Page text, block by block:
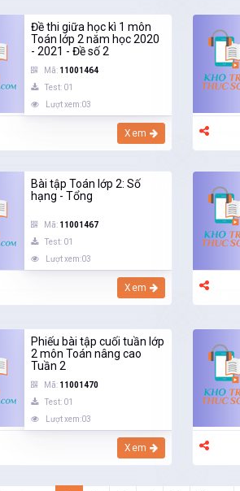
Đề thi giữa học kì 1 môn
Toán lớp 2 năm học 2020
- 2021 - Đề số 2
Mã: 11001464
Test: 01
Lượt xem:03
Xem
Bài tập Toán lớp 2: Số
hạng - Tổng
Mã: 11001467
Test: 01
Lượt xem:03
Xem
Phiếu bài tập cuối tuần lớp
2 môn Toán nâng cao
Tuần 2
Mã: 11001470
Test: 01
Lượt xem:03
Xem